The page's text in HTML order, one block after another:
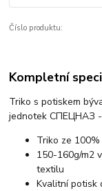
Číslo produktu:
Kompletní
Triko s potiskem
jednotek СПЕЦНАЗ -
Triko ze
150-160g/m2
textilu
Kvalitní potisk